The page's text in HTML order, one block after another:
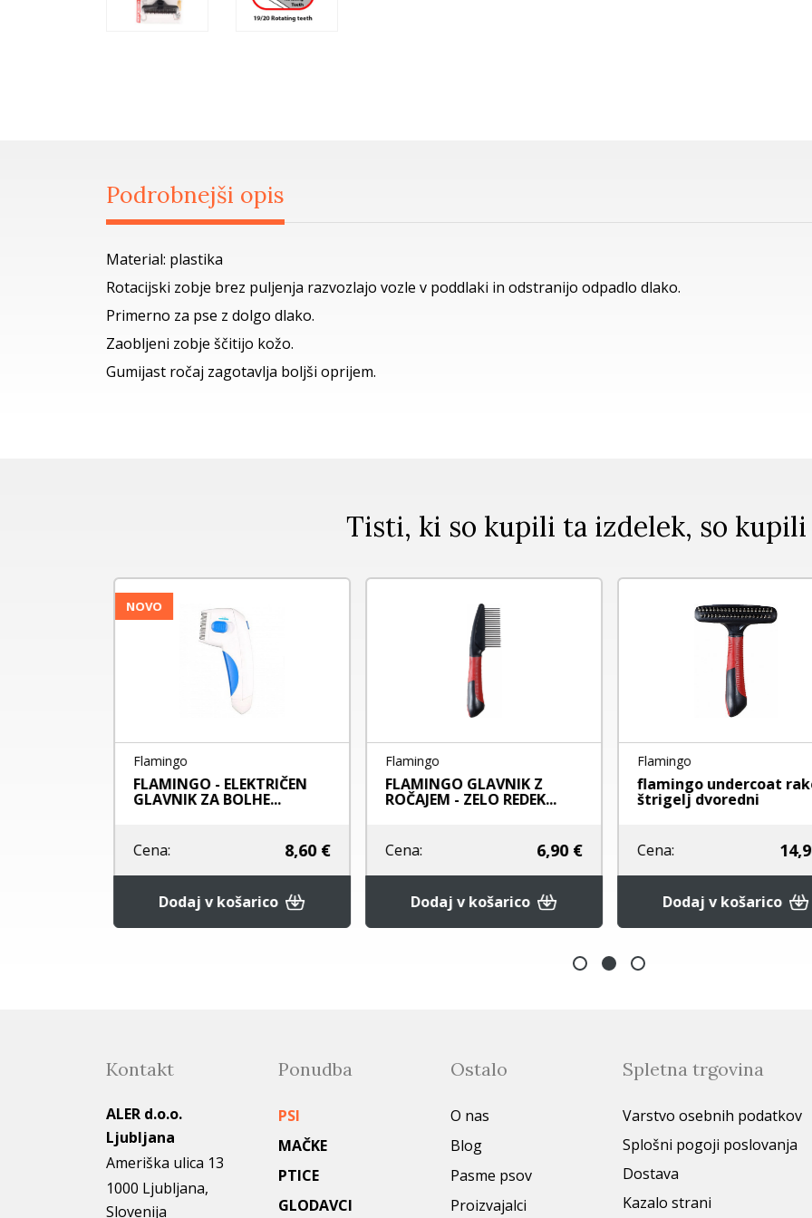
Podrobnejši opis
Material: plastika
Rotacijski zobje brez puljenja razvozlajo vozle v poddlaki in odstranijo odpadlo dlako.
Primerno za pse z dolgo dlako.
Zaobljeni zobje ščitijo kožo.
Gumijast ročaj zagotavlja boljši oprijem.
Tisti, ki so kupili ta izdelek, so
NOVO
Flamingo
FLAMINGO - ELEKTRIČEN
GLAVNIK ZA BOLHE...
Cena: 8,60 €
Dodaj v košarico
Flamingo
FLAMINGO GLAVNIK Z
ROČAJEM - ZELO REDEK...
Cena: 6,90 €
Dodaj v košarico
Flamingo
flamingo undercoat
štrigelj dvoredni
Cena:
Dodaj v košarico
Kontakt
ALER d.o.o.
Ljubljana
Ameriška ulica 13
1000 Ljubljana,
Slovenija
Ponudba
PSI
MAČKE
PTICE
GLODAVCI
Ostalo
O nas
Blog
Pasme psov
Proizvajalci
Spletna trgovina
Varstvo osebnih podatkov
Splošni pogoji poslovanja
Dostava
Kazalo strani